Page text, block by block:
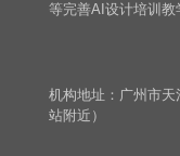
等完善AI设计培训教
机构地址：广州市
站附近）